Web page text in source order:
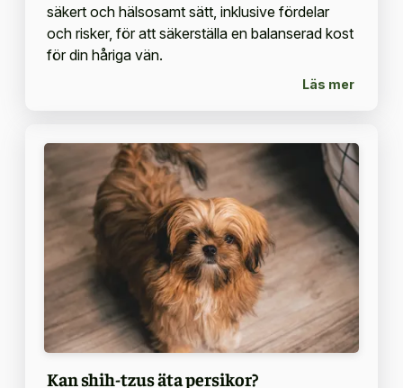
säkert och hälsosamt sätt, inklusive fördelar
och risker, för att säkerställa en balanserad kost
för din håriga vän.
Läs mer
Kan shih-tzus äta persikor?